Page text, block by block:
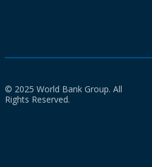
© 2025 World Bank Group. All
Rights Reserved.